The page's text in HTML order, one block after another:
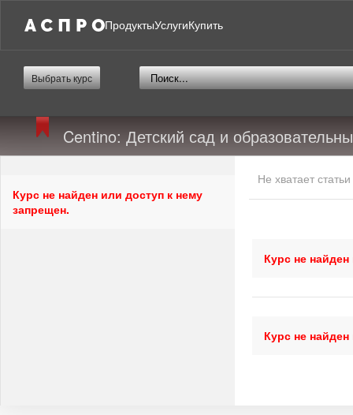
ПродуктыУслугиКупить
Выбрать курс
Centino: Детский сад и
Курс не найден или доступ к нему
запрещен.
Не хватает
Курс не
Курс не